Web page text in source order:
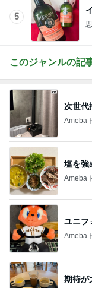
5
このジャンルの記
次世代
Ameba
塩を強
Ameba
ユニフ
Ameba
期待が